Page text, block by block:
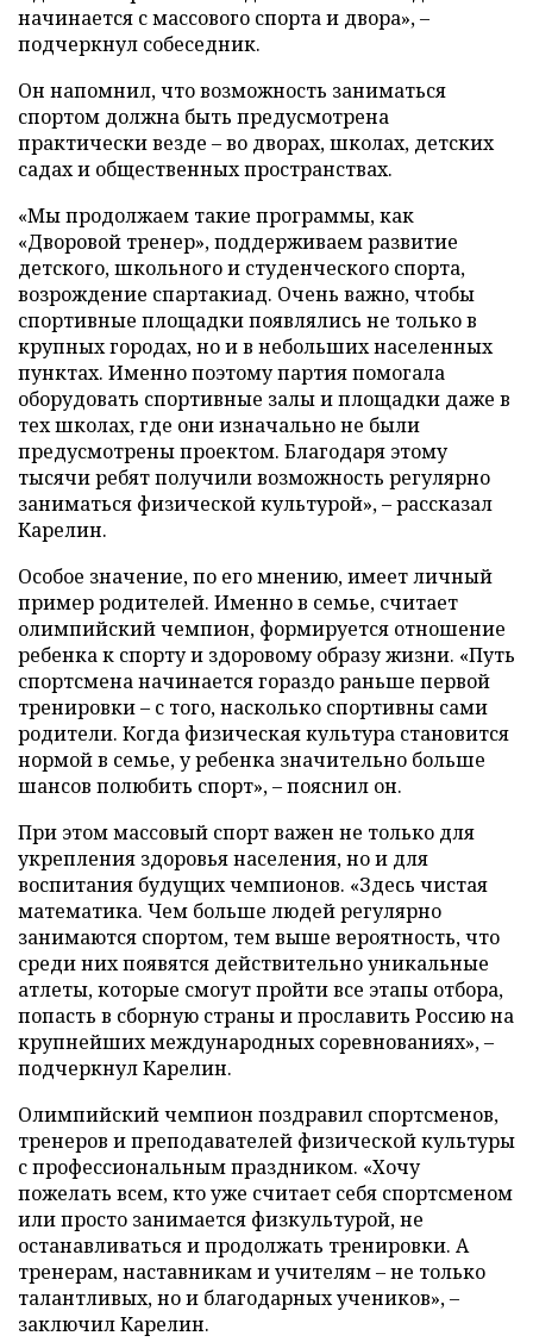
начинается с массового спорта и двора», –
подчеркнул собеседник.
Он напомнил, что возможность заниматься
спортом должна быть предусмотрена
практически везде – во дворах, школах, детских
садах и общественных пространствах.
«Мы продолжаем такие программы, как
«Дворовой тренер», поддерживаем развитие
детского, школьного и студенческого спорта,
возрождение спартакиад. Очень важно, чтобы
спортивные площадки появлялись не только в
крупных городах, но и в небольших населенных
пунктах. Именно поэтому партия помогала
оборудовать спортивные залы и площадки даже в
тех школах, где они изначально не были
предусмотрены проектом. Благодаря этому
тысячи ребят получили возможность регулярно
заниматься физической культурой», – рассказал
Карелин.
Особое значение, по его мнению, имеет личный
пример родителей. Именно в семье, считает
олимпийский чемпион, формируется отношение
ребенка к спорту и здоровому образу жизни. «Путь
спортсмена начинается гораздо раньше первой
тренировки – с того, насколько спортивны сами
родители. Когда физическая культура становится
нормой в семье, у ребенка значительно больше
шансов полюбить спорт», – пояснил он.
При этом массовый спорт важен не только для
укрепления здоровья населения, но и для
воспитания будущих чемпионов. «Здесь чистая
математика. Чем больше людей регулярно
занимаются спортом, тем выше вероятность, что
среди них появятся действительно уникальные
атлеты, которые смогут пройти все этапы отбора,
попасть в сборную страны и прославить Россию на
крупнейших международных соревнованиях», –
подчеркнул Карелин.
Олимпийский чемпион поздравил спортсменов,
тренеров и преподавателей физической культуры
с профессиональным праздником. «Хочу
пожелать всем, кто уже считает себя спортсменом
или просто занимается физкультурой, не
останавливаться и продолжать тренировки. А
тренерам, наставникам и учителям – не только
талантливых, но и благодарных учеников», –
заключил Карелин.